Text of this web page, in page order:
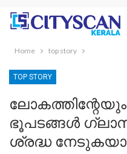
Home top story
TOP STORY
ഭൂപടങ്ങൾ ഗ്ലാസ്
ശ്രദ്ധ